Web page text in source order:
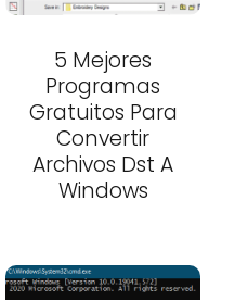
5 Mejores
Programas
Gratuitos Para
Convertir
Archivos Dst A
Windows